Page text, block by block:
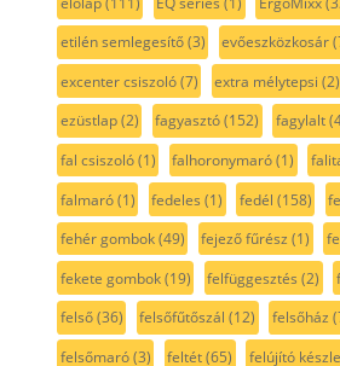
etilén semlegesítő(3) evőeszközkosár
excenter csiszoló(7) extra mélytepsi (2)
ezüstlap(2) fagyasztó(152) fagylalt
fal csiszoló(1) falhoronymaró(1)
falmaró(1) fedeles (1) fedél (158)
fehér gombok(49) fejező fűrész (1)
fekete gombok(19) felfüggesztés (2)
felső(36) felsőfűtőszál (12) felsőház
felsőmaró(3) feltét(65) felújító